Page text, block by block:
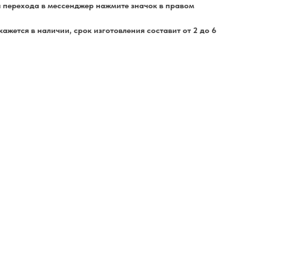
в мессенджер нажмите значок в правом
в наличии, срок изготовления составит от 2 до 6